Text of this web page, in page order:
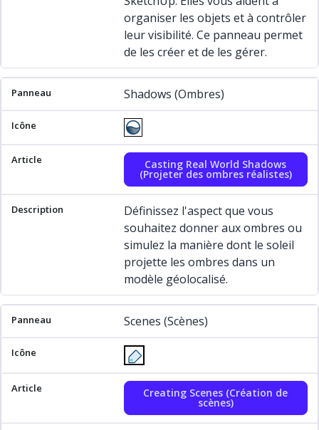
organiser les objets et à contrôler
leur visibilité. Ce panneau permet
de les créer et de les gérer.
Shadows (Ombres)
Casting Real World Shadows
(Projeter des ombres réalistes)
Définissez l'aspect que vous
souhaitez donner aux ombres ou
simulez la manière dont le soleil
projette les ombres dans un
modèle géolocalisé.
Scenes (Scènes)
Creating Scenes (Création de
scènes)